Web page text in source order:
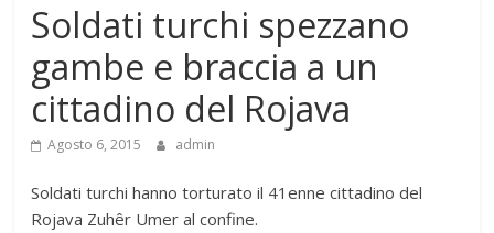
Soldati turchi spezzano
gambe e braccia a un
cittadino del Rojava
Agosto 6, 2015 admin
Soldati turchi hanno torturato il 41enne cittadino del
Rojava Zuhêr Umer al confine.